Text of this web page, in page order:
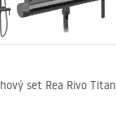
set Rea Rivo Titan